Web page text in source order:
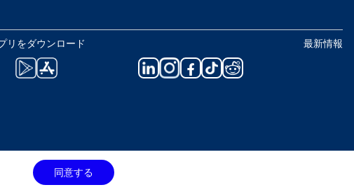
リをダウンロード 最新情報
ドル 同意する